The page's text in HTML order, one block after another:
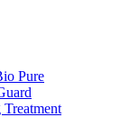
Pure